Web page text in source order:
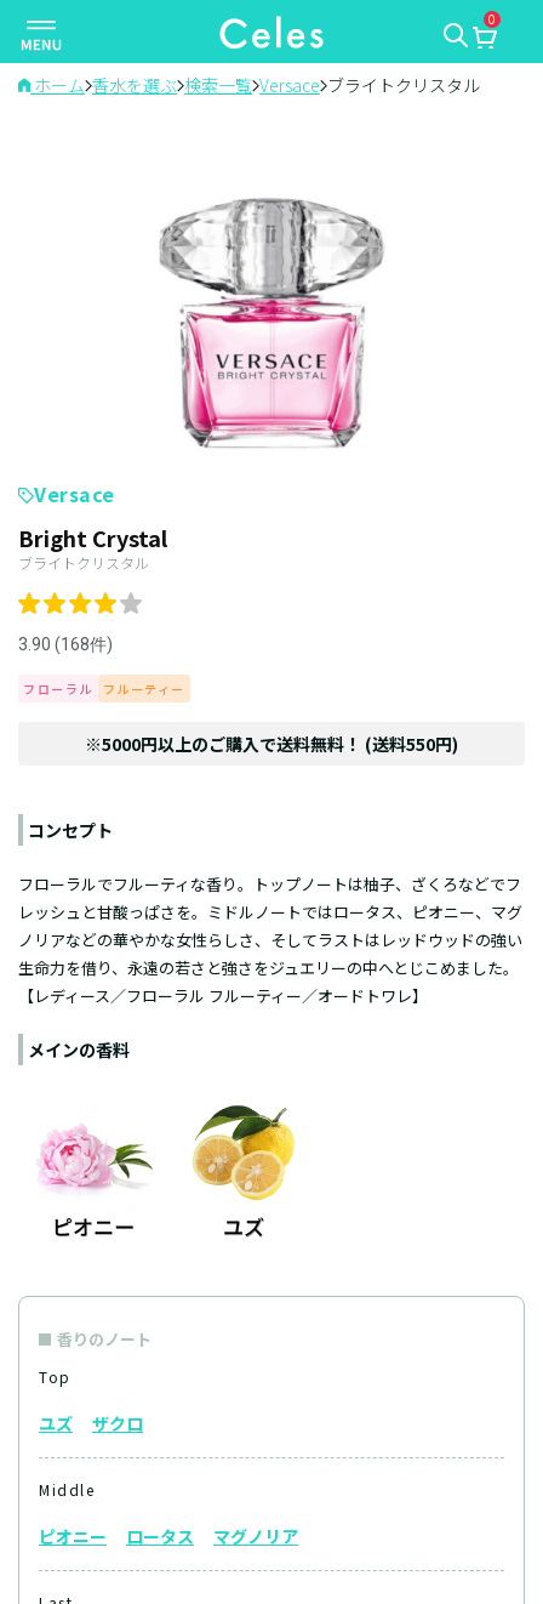
ナ
ビ
ゲ
0
ホーム 香水を選ぶ 検索一覧 Versace ブライトクリスタル
Versace
Bright Crystal
ブライトクリスタル
3.90 (168件)
フローラル フルーティー
※5000円以上のご購入で送料無料！ (送料550円)
コンセプト
フローラルでフルーティな香り。トップノートは柚子、ざくろなどでフ
レッシュと甘酸っぱさを。ミドルノートではロータス、ピオニー、マグ
ノリアなどの華やかな女性らしさ、そしてラストはレッドウッドの強い
生命力を借り、永遠の若さと強さをジュエリーの中へとじこめました。
【レディース／フローラル フルーティー／オードトワレ】
メインの香料
香りのノート
Top
ユズ ザクロ
Middle
ピオニー ロータス マグノリア